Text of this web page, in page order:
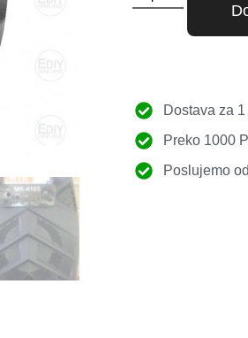
Dostava za
Preko 1000
Poslujemo